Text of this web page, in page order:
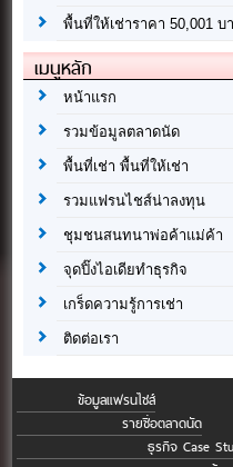
พื้นที่ให้เช่าราคา 50,001 บ
เมนูหลัก
หน้าแรก
รวมข้อมูลตลาดนัด
พื้นที่เช่า พื้นที่ให้เช่า
รวมแฟรนไชส์น่าลงทุน
ชุมชนสนทนาพ่อค้าแม่ค้า
จุดปิ๊งไอเดียทำธุรกิจ
เกร็ดความรู้การเช่า
ติดต่อเรา
ข้อมูลแฟรนไชส์
รายชื่อตลาดนัด
ธุรกิจ Case